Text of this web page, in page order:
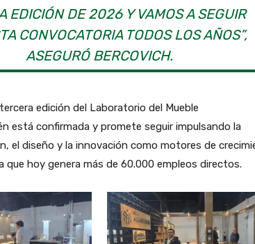
EDICIÓN DE 2026 Y VAMOS A SEGUIR
CONVOCATORIA TODOS LOS AÑOS”,
ASEGURÓ BERCOVICH.
edición del Laboratorio del Mueble
está confirmada y promete seguir impulsando la
el diseño y la innovación como motores de
que hoy genera más de 60.000 empleos directos.